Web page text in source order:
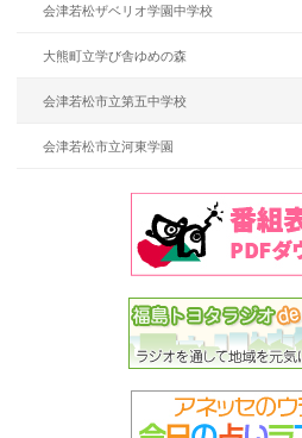
会津若松ザベリオ学園中学校
大熊町立学び舎ゆめの森
会津若松市立第五中学校
会津若松市立河東学園